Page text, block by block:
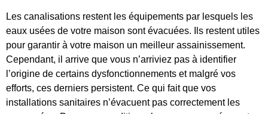
Les canalisations restent les équipements par lesquels les
eaux usées de votre maison sont évacuées. Ils restent utiles
pour garantir à votre maison un meilleur assainissement.
Cependant, il arrive que vous n’arriviez pas à identifier
l’origine de certains dysfonctionnements et malgré vos
efforts, ces derniers persistent. Ce qui fait que vos
installations sanitaires n’évacuent pas correctement les